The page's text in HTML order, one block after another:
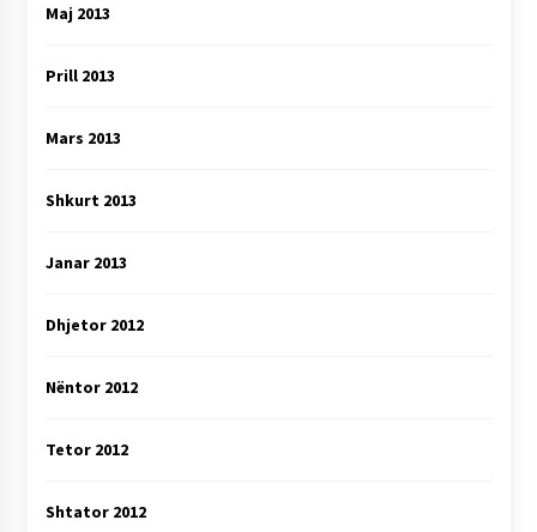
Maj 2013
Prill 2013
Mars 2013
Shkurt 2013
Janar 2013
Dhjetor 2012
Nëntor 2012
Tetor 2012
Shtator 2012